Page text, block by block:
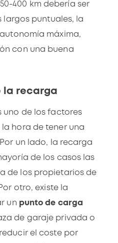
400 km debería ser
largos puntuales, la
máxima,
con una buena
la recarga
uno de losfactores
hora de tener una
un lado, la recarga
de los casos las
de los propietarios de
otro, existe la
un punto de carga
de garaje privada o
el coste por